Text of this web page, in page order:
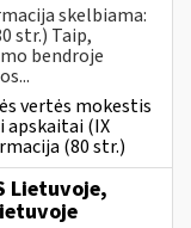
skelbiama:
str.) Taip,
bendroje
vertės mokestis
apskaitai (IX
(80 str.)
Lietuvoje,